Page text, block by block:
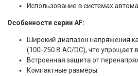
Использование в системах
Особенности серии AF:
Широкий диапазон напряжения
(100-250 В AC/DC), что упрощает
Встроенная защита от
Компактные размеры.